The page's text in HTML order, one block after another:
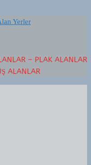
– PLAK ALANLAR
ALANLAR